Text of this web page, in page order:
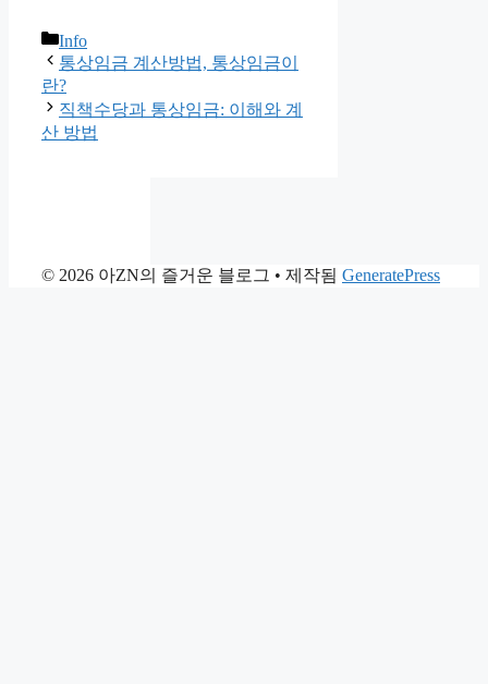
카
테
고
리
Info
통상임금 계산방법, 통상임금이
란?
직책수당과 통상임금: 이해와 계
산 방법
© 2026 아ZN의 즐거운 블로그 • 제작됨 GeneratePress